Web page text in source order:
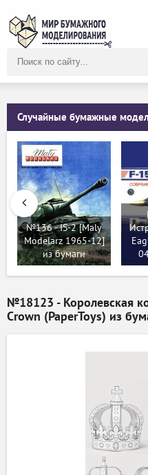
сайту
Случайные бумажные
№136 - IS-2 [Maly
Modelarz 1965-12]
из бумаги
№18123 - Королевская
Crown (PaperToys) из